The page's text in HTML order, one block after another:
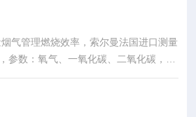
气管理燃烧效率，索尔曼法国进口测量
参数：氧气、一氧化碳、二氧化碳，Si-
仪为工程师检查和维护燃烧设备提供必
壁挂炉及小型燃烧设备的调试和检测。